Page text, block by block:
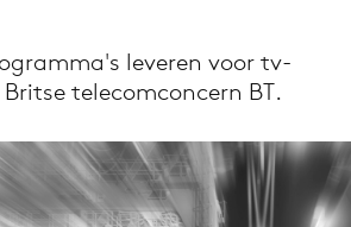
nieuws via de Adformatie
Nieuws app
leveren voor tv-
telecomconcern BT.